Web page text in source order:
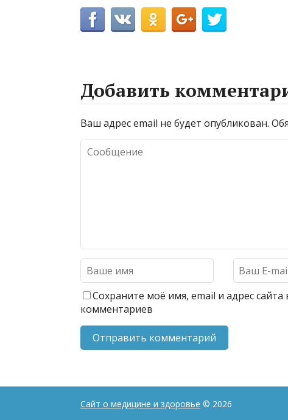
Добавить
Ваш адрес email не будет опубликован.
Сохраните моё имя, email и адрес
комментариев
Сайт о медицине и здоровье © 2026